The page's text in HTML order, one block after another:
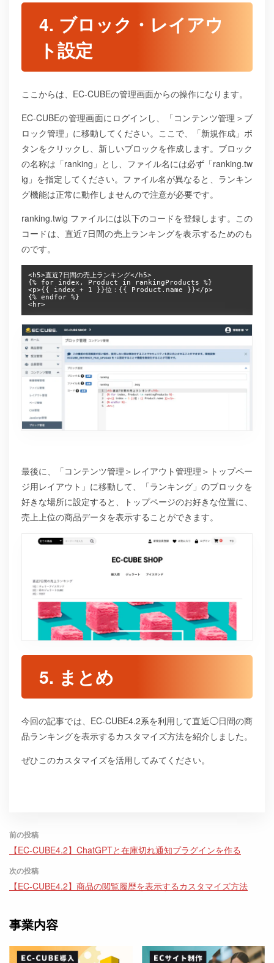
4. ブロック・レイアウ
ト設定
ここからは、EC-CUBEの管理画面からの操作になります。
EC-CUBEの管理画面にログインし、「コンテンツ管理＞ブ
ロック管理」に移動してください。ここで、「新規作成」ボ
タンをクリックし、新しいブロックを作成します。ブロック
の名称は「ranking」とし、ファイル名には必ず「ranking.tw
ig」を指定してください。ファイル名が異なると、ランキン
グ機能は正常に動作しませんので注意が必要です。
ranking.twig ファイルには以下のコードを登録します。この
コードは、直近7日間の売上ランキングを表示するためのも
のです。
<h5>直近7日間の売上ランキング</h5>
{% for index, Product in rankingProducts %}
<p>{{ index + 1 }}位：{{ Product.name }}</p>
{% endfor %}
<hr>
最後に、「コンテンツ管理＞レイアウト管理理＞トップペー
ジ用レイアウト」に移動して、「ランキング」のブロックを
好きな場所に設定すると、トップページのお好きな位置に、
売上上位の商品データを表示することができます。
5. まとめ
今回の記事では、EC-CUBE4.2系を利用して直近◯日間の商
品ランキングを表示するカスタマイズ方法を紹介しました。
ぜひこのカスタマイズを活用してみてください。
前の投稿
【EC-CUBE4.2】ChatGPTと在庫切れ通知プラグインを作る
次の投稿
【EC-CUBE4.2】商品の閲覧履歴を表示するカスタマイズ方法
事業内容